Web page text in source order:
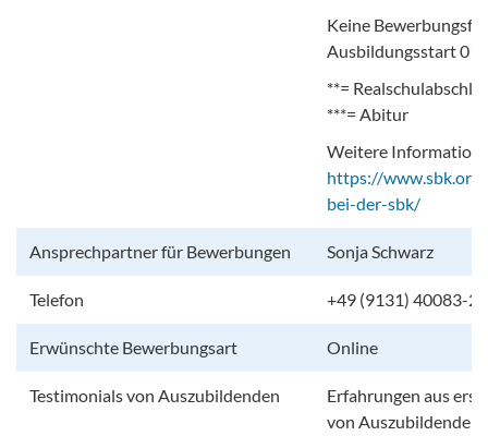
Keine
Ausbildungsstart
**=
***= Abitur
Weitere
https://
bei-der-sbk/
Ansprechpartner für Bewerbungen Sonja Schwarz
Telefon +49 (9131) 40083-
Erwünschte Bewerbungsart Online
Testimonials von Auszubildenden
Erfahrungen aus
von Auszubildenden